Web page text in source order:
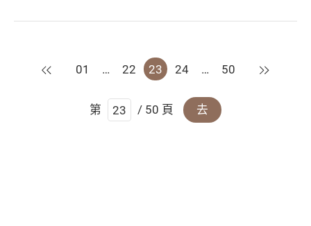
上一頁
01 … 22 23 24 … 50 下一頁
第 / 50 頁 去